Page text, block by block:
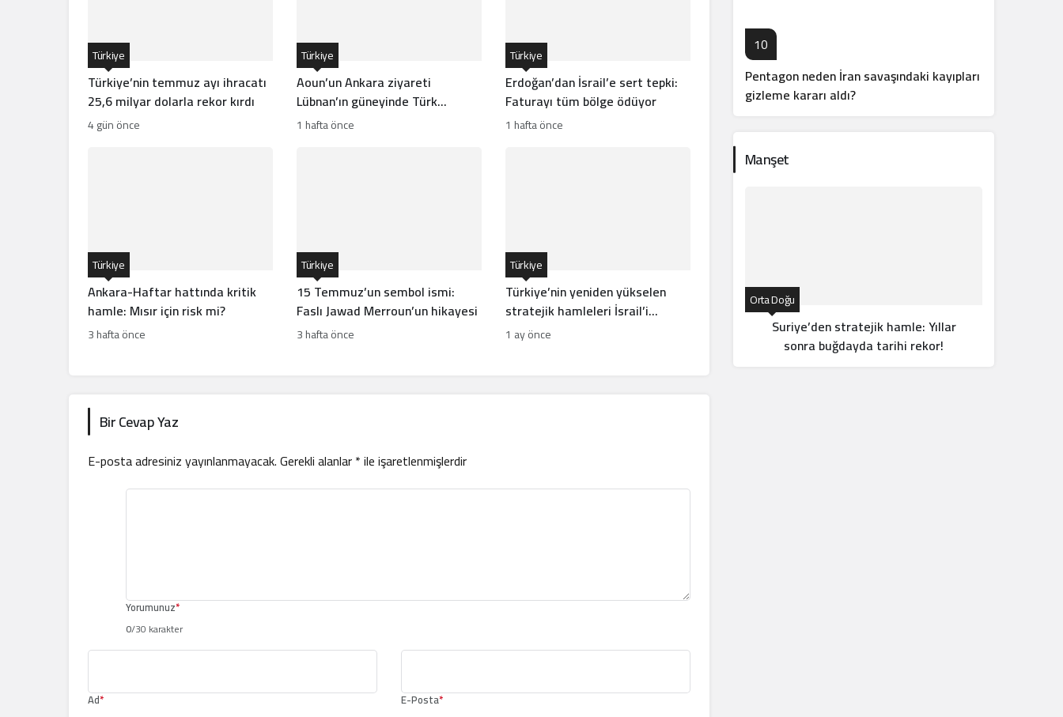
Türkiye’nin temmuz ayı ihracatı
25,6 milyar dolarla rekor kırdı
Türkiye
4 gün önce
Aoun’un Ankara ziyareti
Lübnan’ın güneyinde Türk
gücünün önünü açar mı?
Türkiye
1 hafta önce
Erdoğan’dan İsrail’e sert tepki:
Faturayı tüm bölge ödüyor
Türkiye
1 hafta önce
Ankara-Haftar hattında kritik
hamle: Mısır için risk mi?
Türkiye
3 hafta önce
15 Temmuz’un sembol ismi:
Faslı Jawad Merroun’un hikayesi
Türkiye
3 hafta önce
Türkiye’nin yeniden yükselen
stratejik hamleleri İsrail’i
rahatsız ediyor
Türkiye
1 ay önce
Bir Cevap Yaz
E-posta adresiniz yayınlanmayacak.Gerekli alanlar*ile işaretlenmişlerdir
Yorumunuz*
0/30 karakter
Ad* E-Posta*
10
Pentagon neden İran savaşındaki kayıpları
gizleme kararı aldı?
Manşet
Orta Doğu
Suriye’den stratejik hamle: Yıllar
sonra buğdayda tarihi rekor!